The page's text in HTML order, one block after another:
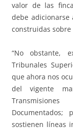
valor de las
debe
construidas sobre
“No obstante,
Tribunales
que ahora nos
del vigente
sostienen líneas